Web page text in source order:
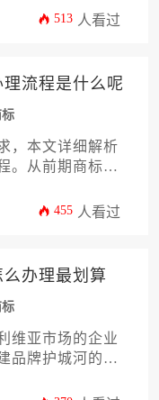
护指南，帮助系
513 人看过
流程是什么呢
，本文详细解析
。从前期商标检
，为企业提供系
455 人看过
办理最划算
维亚市场的企业
品牌护城河的关